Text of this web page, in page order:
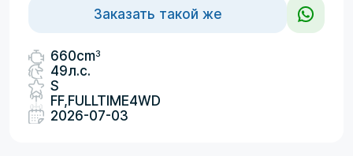
Заказать такой же
660cm3
49л.с.
S
FF,FULLTIME4WD
2026-07-03